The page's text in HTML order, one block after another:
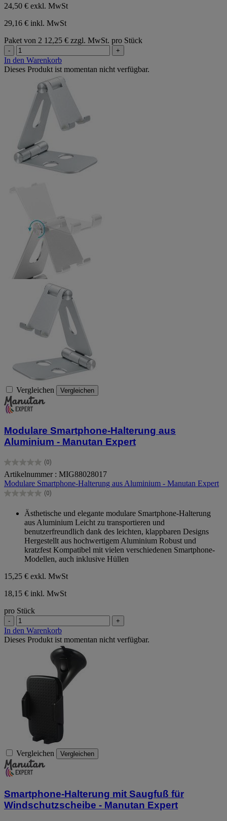
24,50 € exkl. MwSt
29,16 € inkl. MwSt
Paket von 2 12,25 € zzgl. MwSt. pro Stück
- +
In den Warenkorb
Dieses Produkt ist momentan nicht verfügbar.
Vergleichen Vergleichen
Modulare Smartphone-Halterung aus
Aluminium - Manutan Expert
(0)
0.0
von
5
Sternen.
Artikelnummer : MIG88028017
Modulare Smartphone-Halterung aus Aluminium - Manutan Expert
(0)
0.0
Sternen.
Ästhetische und elegante modulare Smartphone-Halterung
aus Aluminium Leicht zu transportieren und
benutzerfreundlich dank des leichten, klappbaren Designs
Hergestellt aus hochwertigem Aluminium Robust und
kratzfest Kompatibel mit vielen verschiedenen Smartphone-
Modellen, auch inklusive Hüllen
15,25 € exkl. MwSt
18,15 € inkl. MwSt
pro Stück
- +
In den Warenkorb
Dieses Produkt ist momentan nicht verfügbar.
Vergleichen Vergleichen
Smartphone-Halterung mit Saugfuß für
Windschutzscheibe - Manutan Expert